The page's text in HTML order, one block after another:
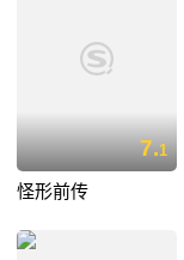
7.1
怪形前传